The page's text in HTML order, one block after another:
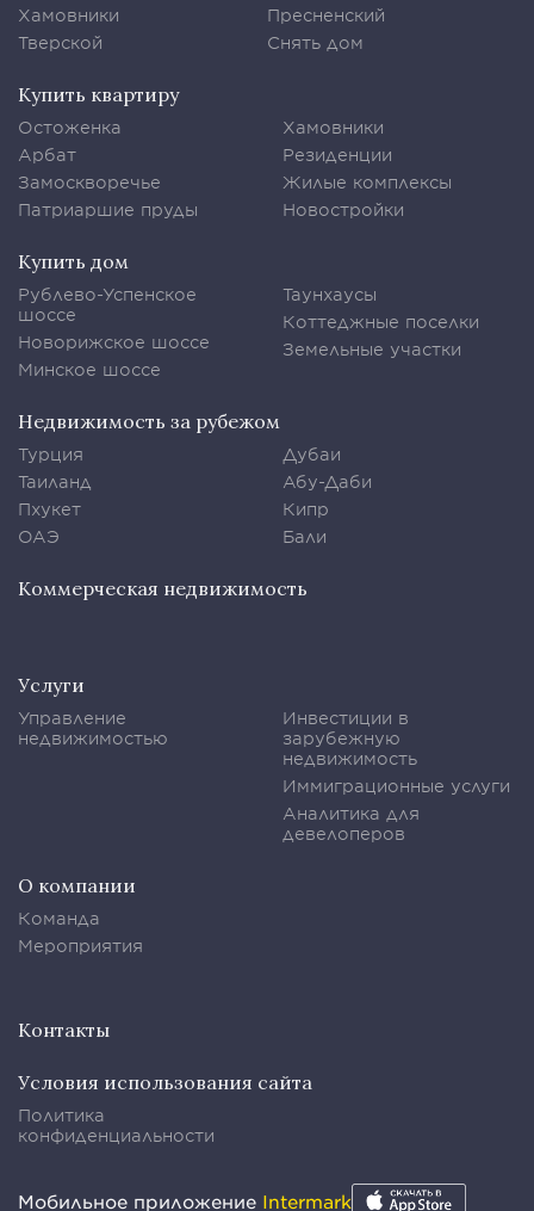
Хамовники
Тверской
Пресненский
Снять дом
Купить квартиру
Остоженка
Арбат
Замоскворечье
Патриаршие пруды
Хамовники
Резиденции
Жилые комплексы
Новостройки
Купить дом
Рублево-Успенское
шоссе
Новорижское шоссе
Минское шоссе
Таунхаусы
Коттеджные поселки
Земельные участки
Недвижимость за рубежом
Турция
Таиланд
Пхукет
ОАЭ
Дубаи
Абу-Даби
Кипр
Бали
Коммерческая недвижимость
Услуги
Управление
недвижимостью
Инвестиции в
зарубежную
недвижимость
Иммиграционные услуги
Аналитика для
девелоперов
О компании
Команда
Мероприятия
Контакты
Условия использования сайта
Политика
конфиденциальности
Мобильное приложение Intermark